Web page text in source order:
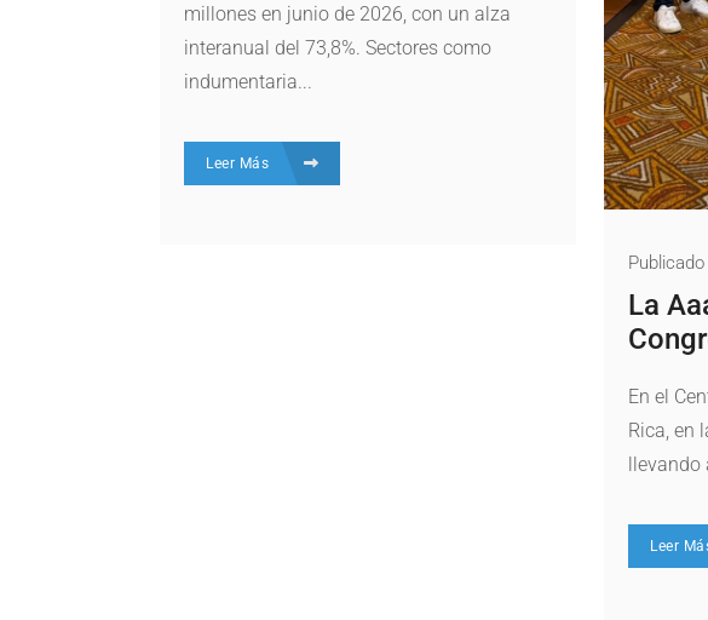
millones en junio de 2026, con un alza
interanual del 73,8%. Sectores como
indumentaria...
Leer Más
La
En el
Rica, en
Leer